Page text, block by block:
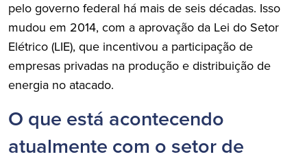
pelo governo federal há mais de seis décadas. Isso
mudou em 2014, com a aprovação da Lei do Setor
Elétrico (LIE), que incentivou a participação de
empresas privadas na produção e distribuição de
energia no atacado.
O que está acontecendo
atualmente com o setor de